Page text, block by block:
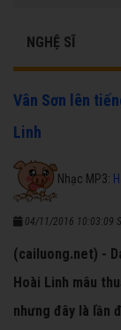
NGHỆ SĨ
Vân Sơn lên
Linh
Nhạc MP3:
04/11/2016 10:03:09
(cailuong.net) -
Hoài Linh mâu
nhưng đây là lần